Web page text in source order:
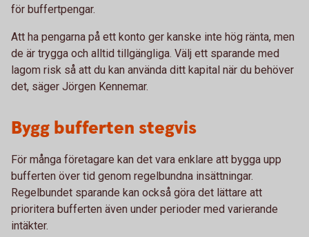
för buffertpengar.
Att ha pengarna på ett konto ger kanske inte hög ränta, men
de är trygga och alltid tillgängliga. Välj ett sparande med
lagom risk så att du kan använda ditt kapital när du behöver
det, säger Jörgen Kennemar.
Bygg bufferten stegvis
För många företagare kan det vara enklare att bygga upp
bufferten över tid genom regelbundna insättningar.
Regelbundet sparande kan också göra det lättare att
prioritera bufferten även under perioder med varierande
intäkter.